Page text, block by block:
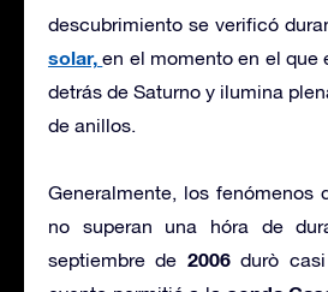
descubrimiento se verificó
solar, en el momento en el que
detrás de Saturno y ilumina
de anillos.
Generalmente, los fenómenos
no superan una hóra de
septiembre de 2006durò casi